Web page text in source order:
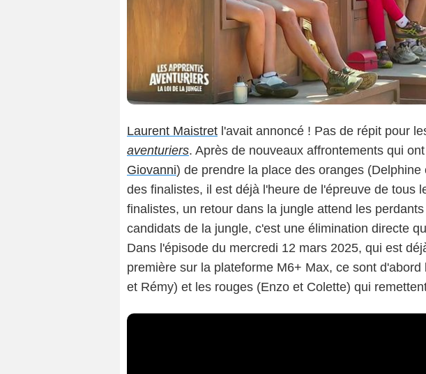
Laurent Maistret l'avait annoncé ! Pas de répit pour
aventuriers. Après de nouveaux affrontements qui
Giovanni) de prendre la place des oranges (Delphine
des finalistes, il est déjà l'heure de l'épreuve de tous
finalistes, un retour dans la jungle attend les
candidats de la jungle, c'est une élimination directe
Dans l'épisode du mercredi 12 mars 2025, qui est
première sur la plateforme M6+ Max, ce sont
et Rémy) et les rouges (Enzo et Colette) qui